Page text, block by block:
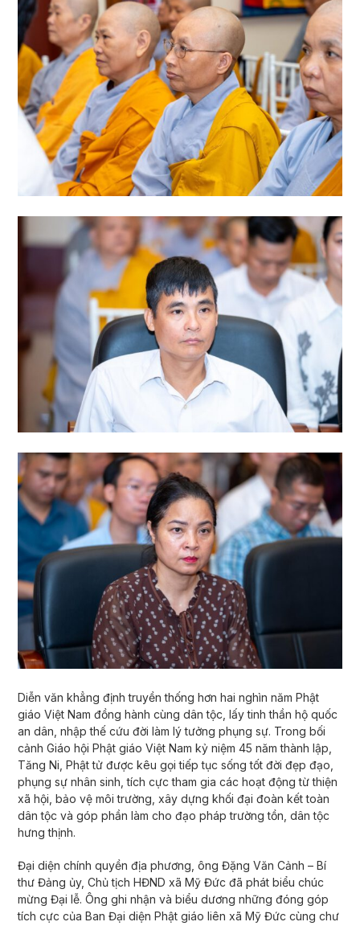
Diễn văn khẳng định truyền thống hơn hai nghìn năm Phật
giáo Việt Nam đồng hành cùng dân tộc, lấy tinh thần hộ quốc
an dân, nhập thế cứu đời làm lý tưởng phụng sự. Trong bối
cảnh Giáo hội Phật giáo Việt Nam kỷ niệm 45 năm thành lập,
Tăng Ni, Phật tử được kêu gọi tiếp tục sống tốt đời đẹp đạo,
phụng sự nhân sinh, tích cực tham gia các hoạt động từ thiện
xã hội, bảo vệ môi trường, xây dựng khối đại đoàn kết toàn
dân tộc và góp phần làm cho đạo pháp trường tồn, dân tộc
hưng thịnh.
Đại diện chính quyền địa phương, ông Đặng Văn Cảnh – Bí
thư Đảng ủy, Chủ tịch HĐND xã Mỹ Đức đã phát biểu chúc
mừng Đại lễ. Ông ghi nhận và biểu dương những đóng góp
tích cực của Ban Đại diện Phật giáo liên xã Mỹ Đức cùng chư